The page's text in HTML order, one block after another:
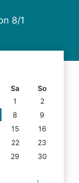
8/1
Sa
So
1
2
8
9
15
16
22
23
29
30